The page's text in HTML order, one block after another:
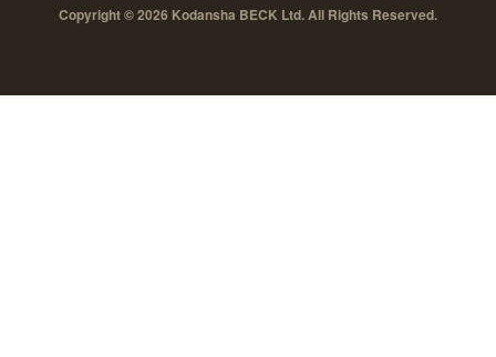
Copyright © 2026 Kodansha BECK Ltd. All Rights Reserved.